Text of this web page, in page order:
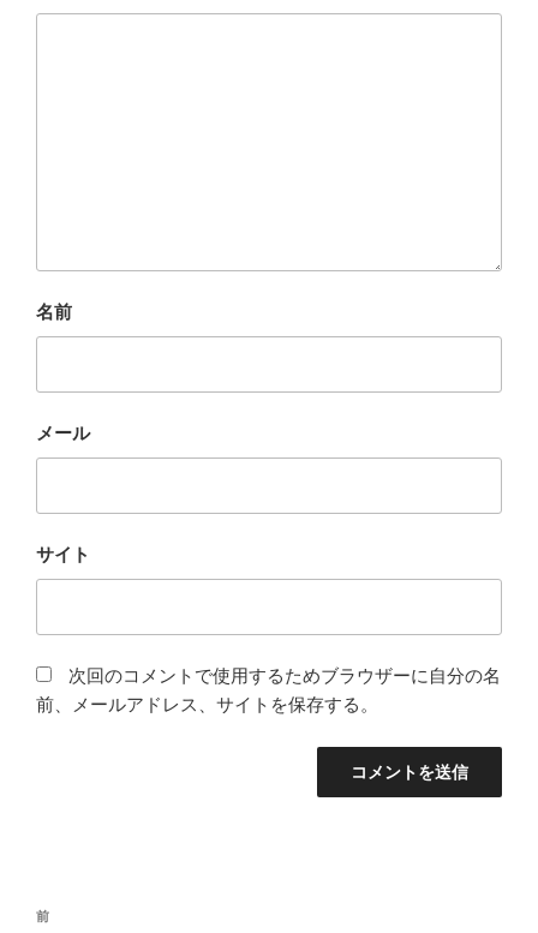
名前
メール
サイト
次回のコメントで使用するためブラウザーに自分の名
前、メールアドレス、サイトを保存する。
投
前
前